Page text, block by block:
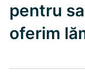
pentru
oferim